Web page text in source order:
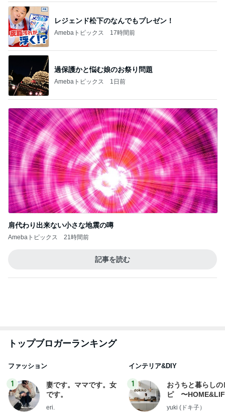
レジェンド松下のなんでもプレゼン！
Amebaトピックス 17時間前
過保護かと悩む娘のお祭り問題
Amebaトピックス 1日前
肩代わり出来ない小さな地震の噂
Amebaトピックス 21時間前
記事を読む
トップブロガーランキング
ファッション
1
妻です。ママです。女
です。
eri.
インテリア&DIY
1
おうちと暮らしの
ピ 〜
yuki (ドキ子）